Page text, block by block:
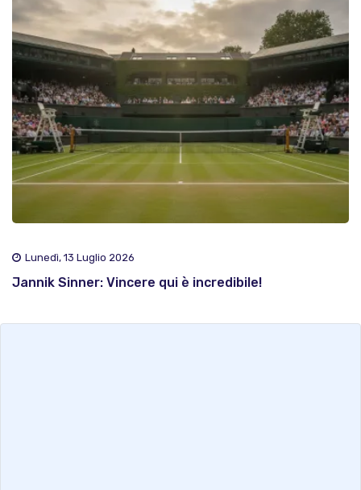
Lunedì, 13 Luglio 2026
Jannik Sinner: Vincere qui è incredibile!